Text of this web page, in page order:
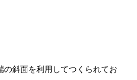
斜面を利用してつくられてお